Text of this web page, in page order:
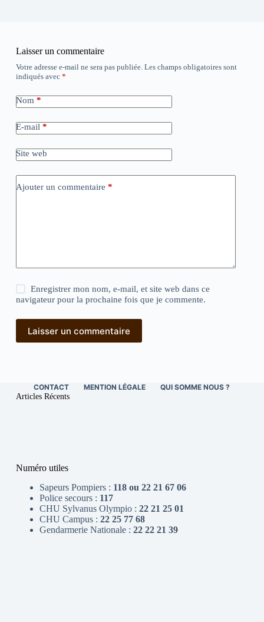
Laisser un commentaire
Votre adresse e-mail ne sera pas publiée. Les champs obligatoires sont
indiqués avec *
Nom *
E-mail *
Site web
Ajouter un commentaire *
Enregistrer mon nom, e-mail, et site web dans ce
navigateur pour la prochaine fois que je commente.
Laisser un commentaire
CONTACT MENTION LÉGALE QUI SOMME NOUS ?
Articles Récents
Numéro utiles
Sapeurs Pompiers : 118 ou 22 21 67 06
Police secours : 117
CHU Sylvanus Olympio : 22 21 25 01
CHU Campus : 22 25 77 68
Gendarmerie Nationale : 22 22 21 39